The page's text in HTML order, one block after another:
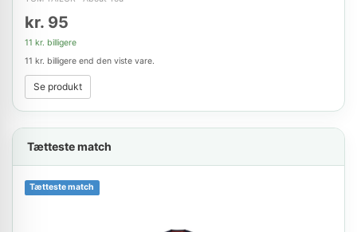
kr. 95
11 kr. billigere
11 kr. billigere end den viste vare.
Se produkt
Tætteste match
Tætteste match